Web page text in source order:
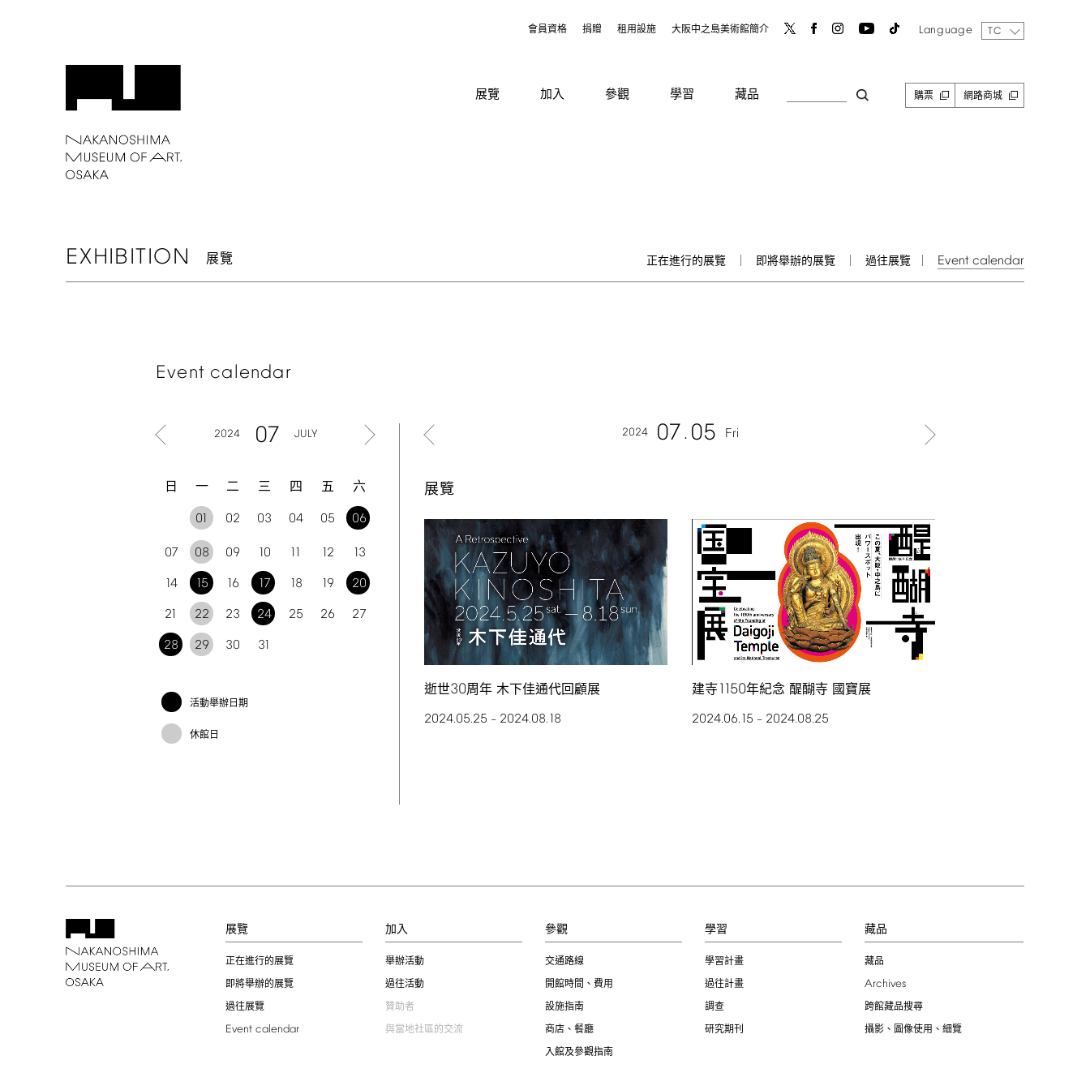
會員資格 捐贈 租用設施 大阪中之島美術館簡介 Language TC
展覽 加入 參觀 學習 藏品 購票 網路商城
EXHIBITION 展覽 正在進行的展覽 即將舉辦的展覽 過往展覽 Event calendar
Event calendar
2024 07 JULY
日 一 二 三 四 五 六
01 02 03 04 05 06
07 08 09 10 11 12 13
14 15 16 17 18 19 20
21 22 23 24 25 26 27
28 29 30 31
活動舉辦日期
休館日
2024 07 05 Fri
展覽
逝世30周年 木下佳通代回顧展
2024.05.25 – 2024.08.18
建寺1150年紀念 醍醐寺 國寶展
2024.06.15 – 2024.08.25
展覽
正在進行的展覽
即將舉辦的展覽
過往展覽
Event calendar
加入
舉辦活動
過往活動
贊助者
與當地社區的交流
參觀
交通路線
開館時間、費用
設施指南
商店、餐廳
入館及參觀指南
學習
學習計畫
過往計畫
調查
研究期刊
藏品
藏品
Archives
跨館藏品搜尋
攝影、圖像使用、細覽